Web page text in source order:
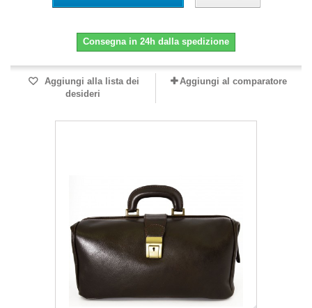
Consegna in 24h dalla spedizione
Aggiungi alla lista dei
desideri
Aggiungi al comparatore